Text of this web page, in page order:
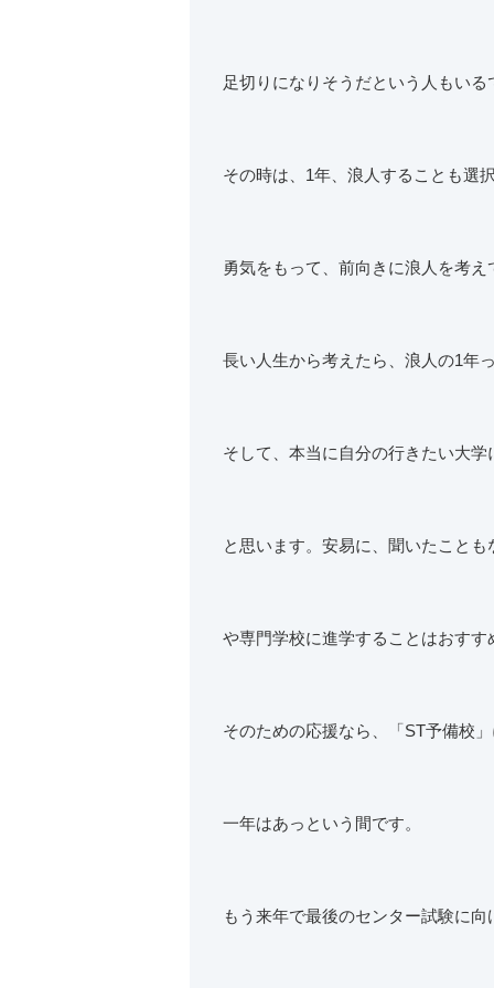
足切りになりそうだという人もいる
その時は、1年、浪人することも選
勇気をもって、前向きに浪人を考え
長い人生から考えたら、浪人の1年
そして、本当に自分の行きたい大学
と思います。安易に、聞いたこと
や専門学校に進学することはおすす
そのための応援なら、「ST予備校
一年はあっという間です。
もう来年で最後のセンター試験に